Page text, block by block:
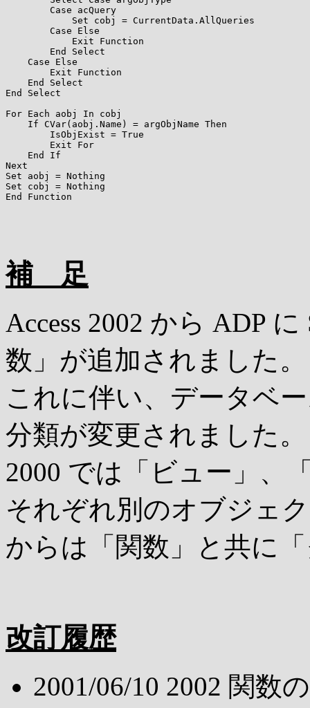
        Case acQuery
            Set cobj = CurrentData.AllQueries
        Case Else
            Exit Function
        End Select
    Case Else
        Exit Function
    End Select
End Select
For Each aobj In cobj
    If CVar(aobj.Name) = argObjName Then
        IsObjExist = True
        Exit For
    End If
Next
Set aobj = Nothing
Set cobj = Nothing
End Function
補 足
Access 2002 から ADP
数」が追加されました。
これに伴い、データベ
分類が変更されました。
2000 では「ビュー」、
それぞれ別のオブジェ
からは「関数」と共に
改訂履歴
2001/06/10 2002 関数